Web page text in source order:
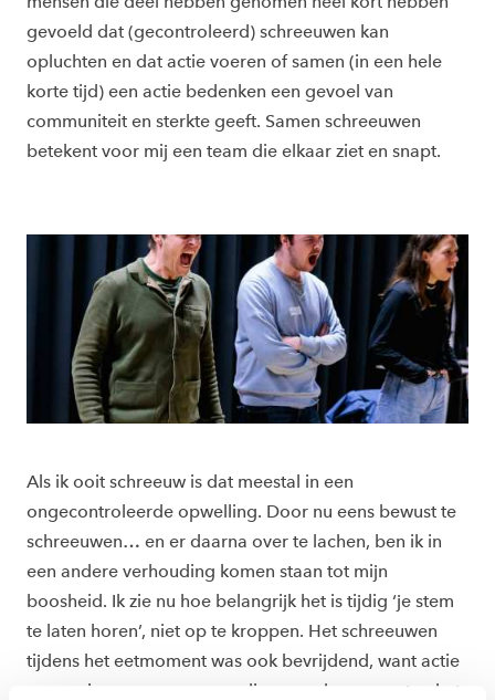
gevoeld dat (gecontroleerd) schreeuwen kan
opluchten en dat actie voeren of samen (in een hele
korte tijd) een actie bedenken een gevoel van
communiteit en sterkte geeft. Samen schreeuwen
betekent voor mij een team die elkaar ziet en snapt.
Als ik ooit schreeuw is dat meestal in een
ongecontroleerde opwelling. Door nu eens bewust te
schreeuwen… en er daarna over te lachen, ben ik in
een andere verhouding komen staan tot mijn
boosheid. Ik zie nu hoe belangrijk het is tijdig ‘je stem
te laten horen’, niet op te kroppen. Het schreeuwen
tijdens het eetmoment was ook bevrijdend, want actie
voeren is soms gewoon nodig en anderen moeten het